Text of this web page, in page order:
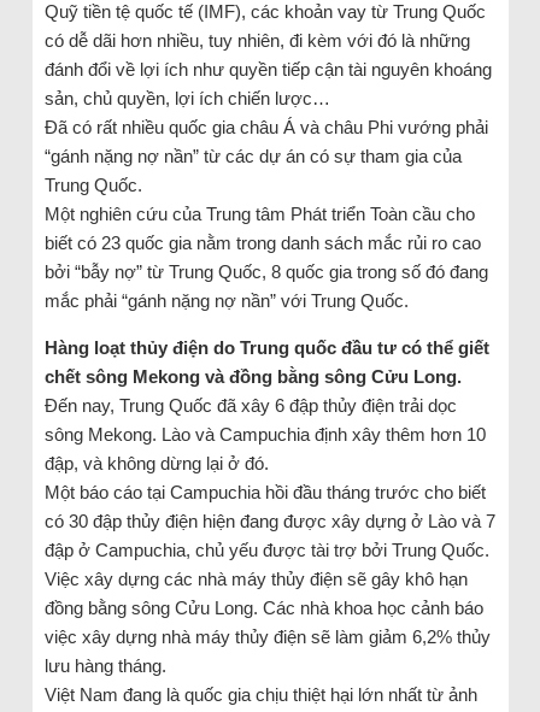
Quỹ tiền tệ quốc tế (IMF), các khoản vay từ Trung Quốc
có dễ dãi hơn nhiều, tuy nhiên, đi kèm với đó là những
đánh đổi về lợi ích như quyền tiếp cận tài nguyên khoáng
sản, chủ quyền, lợi ích chiến lược…
Đã có rất nhiều quốc gia châu Á và châu Phi vướng phải
“gánh nặng nợ nần” từ các dự án có sự tham gia của
Trung Quốc.
Một nghiên cứu của Trung tâm Phát triển Toàn cầu cho
biết có 23 quốc gia nằm trong danh sách mắc rủi ro cao
bởi “bẫy nợ” từ Trung Quốc, 8 quốc gia trong số đó đang
mắc phải “gánh nặng nợ nần” với Trung Quốc.
Hàng loạt thủy điện do Trung quốc đầu tư có thể giết
chết sông Mekong và đồng bằng sông Cửu Long.
Đến nay, Trung Quốc đã xây 6 đập thủy điện trải dọc
sông Mekong. Lào và Campuchia định xây thêm hơn 10
đập, và không dừng lại ở đó.
Một báo cáo tại Campuchia hồi đầu tháng trước cho biết
có 30 đập thủy điện hiện đang được xây dựng ở Lào và 7
đập ở Campuchia, chủ yếu được tài trợ bởi Trung Quốc.
Việc xây dựng các nhà máy thủy điện sẽ gây khô hạn
đồng bằng sông Cửu Long. Các nhà khoa học cảnh báo
việc xây dựng nhà máy thủy điện sẽ làm giảm 6,2% thủy
lưu hàng tháng.
Việt Nam đang là quốc gia chịu thiệt hại lớn nhất từ ảnh